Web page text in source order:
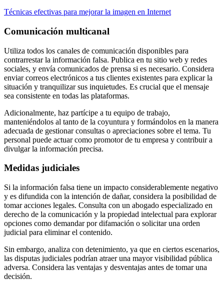
Técnicas efectivas para mejorar la imagen en Internet
Comunicación multicanal
Utiliza todos los canales de comunicación disponibles para
contrarrestar la información falsa. Publica en tu sitio web y redes
sociales, y envía comunicados de prensa si es necesario. Considera
enviar correos electrónicos a tus clientes existentes para explicar la
situación y tranquilizar sus inquietudes. Es crucial que el mensaje
sea consistente en todas las plataformas.
Adicionalmente, haz partícipe a tu equipo de trabajo,
manteniéndolos al tanto de la coyuntura y formándolos en la manera
adecuada de gestionar consultas o apreciaciones sobre el tema. Tu
personal puede actuar como promotor de tu empresa y contribuir a
divulgar la información precisa.
Medidas judiciales
Si la información falsa tiene un impacto considerablemente negativo
y es difundida con la intención de dañar, considera la posibilidad de
tomar acciones legales. Consulta con un abogado especializado en
derecho de la comunicación y la propiedad intelectual para explorar
opciones como demandar por difamación o solicitar una orden
judicial para eliminar el contenido.
Sin embargo, analiza con detenimiento, ya que en ciertos escenarios,
las disputas judiciales podrían atraer una mayor visibilidad pública
adversa. Considera las ventajas y desventajas antes de tomar una
decisión.